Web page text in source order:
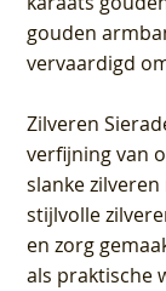
gouden
vervaardigd
Zilveren
verfijning van
slanke
stijlvolle
en zorg
als praktische